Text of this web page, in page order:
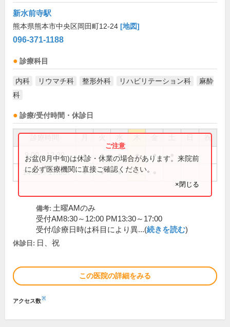
新水前寺駅
熊本県熊本市中央区岡田町12-24 [地図]
096-371-1188
診療科目
内科 リウマチ科 整形外科 リハビリテーション科
麻酔
科
診療/受付時間・休診日
祝
9:00～12:30 ● ● ● ● ●
14:00～17:30 ● ● ● ●
お盆(8月中旬)は休診・休業の場合があります。来院前
に必ず医療機関に直接ご確認ください。
×閉じる
備考: 土曜AMのみ
受付AM8:30～12:00 PM13:30～17:00
受付/診療日時は科目により異...(続きを読む)
休診日: 日、祝
この医院の詳細をみる
アクセス数※